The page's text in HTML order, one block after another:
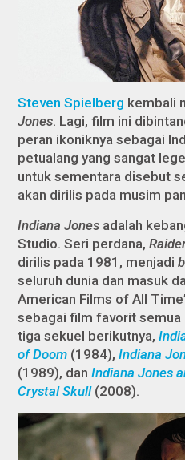
Steven Spielberg kembali
Jones. Lagi, film ini
peran ikoniknya sebagai
petualang yang sangat
untuk sementara disebut
akan dirilis pada musim
Indiana Jones adalah
Studio. Seri perdana,
dirilis pada 1981, menjadi
seluruh dunia dan masuk
American Films of All
sebagai film favorit semua
tiga sekuel berikutnya,
of Doom (1984),Indiana
(1989), danIndiana Jones
Crystal Skull(2008).